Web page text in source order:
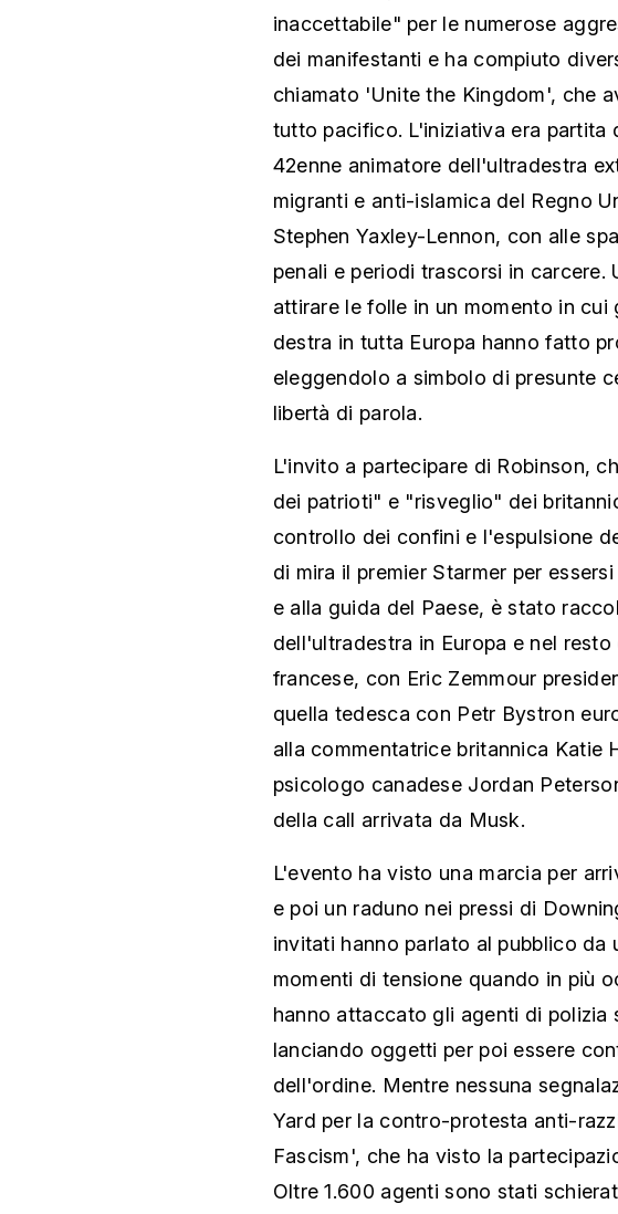
inaccettabile" per le numerose
dei manifestanti e ha compiuto
chiamato 'Unite the Kingdom', che
tutto pacifico. L'iniziativa era partita
42enne animatore dell'ultradestra
migranti e anti-islamica del Regno
Stephen Yaxley-Lennon, con alle
penali e periodi trascorsi in carcere.
attirare le folle in un momento in cui
destra in tutta Europa hanno fatto
eleggendolo a simbolo di presunte
libertà di parola.
L'invito a partecipare di Robinson,
dei patrioti" e "risveglio" dei
controllo dei confini e l'espulsione
di mira il premier Starmer per
e alla guida del Paese, è stato
dell'ultradestra in Europa e nel
francese, con Eric Zemmour
quella tedesca con Petr Bystron
alla commentatrice britannica Katie
psicologo canadese Jordan
della call arrivata da Musk.
L'evento ha visto una marcia per
e poi un raduno nei pressi di
invitati hanno parlato al pubblico da
momenti di tensione quando in più
hanno attaccato gli agenti di polizia
lanciando oggetti per poi essere
dell'ordine. Mentre nessuna
Yard per la contro-protesta anti-
Fascism', che ha visto la
Oltre 1.600 agenti sono stati